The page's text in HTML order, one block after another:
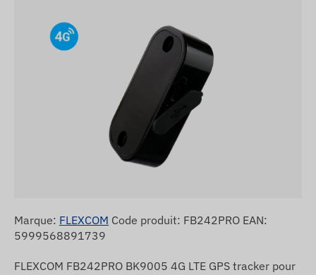
Marque: FLEXCOM Code produit: FB242PRO EAN:
5999568891739
FLEXCOM FB242PRO BK9005 4G LTE GPS tracker pour